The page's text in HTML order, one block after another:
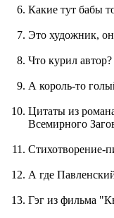
Какие тут бабы
Это художник,
Что курил автор?
А король-то
Цитаты из
Всемирного
Стихотворение-
А где
Гэг из фильма